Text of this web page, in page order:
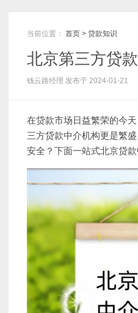
当前位置： 首页 > 贷款知识
北京第三方贷
钱云路经理 发布于 2024-01-21
在贷款市场日益繁荣的今
三方贷款中介机构更是繁
安全？下面一站式北京贷